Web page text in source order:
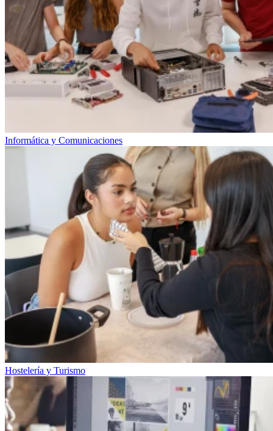
Informática y Comunicaciones
Hostelería y Turismo